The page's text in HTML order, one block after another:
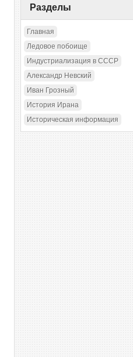
Разделы
Главная
Ледовое побоище
Индустриализация в СССР
Александр Невский
Иван Грозный
История Ирана
Историческая информация